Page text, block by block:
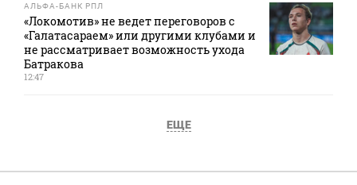
АЛЬФА-БАНК РПЛ
«Локомотив» не ведет переговоров с
«Галатасараем» или другими клубами и
не рассматривает возможность ухода
Батракова
12:47
ЕЩЕ